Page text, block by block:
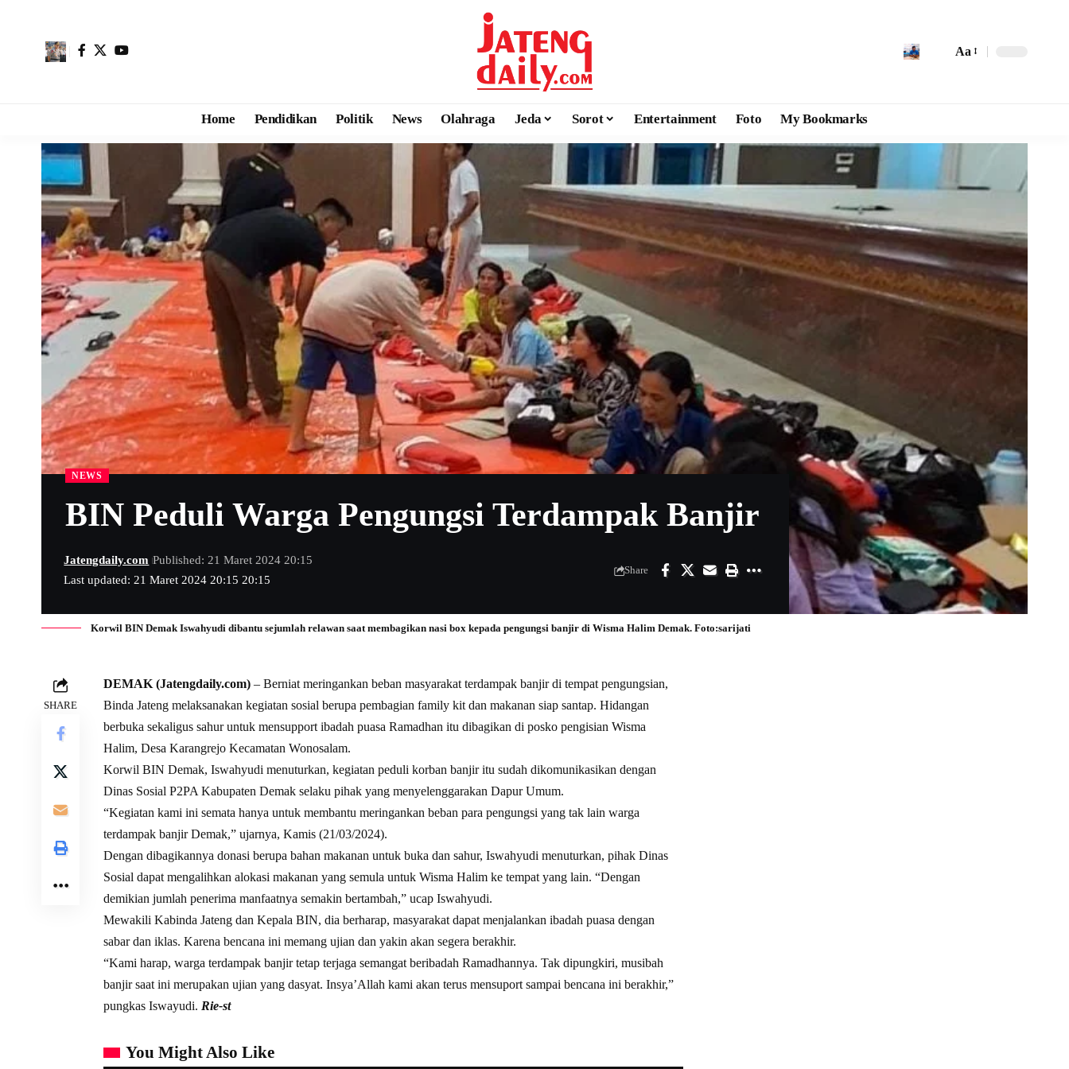
Aa
Home Pendidikan Politik News Olahraga Jeda Sorot Entertainment Foto My Bookmarks
NEWS
BIN Peduli Warga Pengungsi Terdampak Banjir
Last updated: 21 Maret 2024 20:15 20:15
Jatengdaily.com Published: 21 Maret 2024 20:15
Share
Korwil BIN Demak Iswahyudi dibantu sejumlah relawan saat membagikan nasi box kepada pengungsi banjir di Wisma Halim Demak. Foto:sarijati
SHARE
DEMAK (Jatengdaily.com) – Berniat meringankan beban masyarakat terdampak banjir di tempat pengungsian,
Binda Jateng melaksanakan kegiatan sosial berupa pembagian family kit dan makanan siap santap. Hidangan
berbuka sekaligus sahur untuk mensupport ibadah puasa Ramadhan itu dibagikan di posko pengisian Wisma
Halim, Desa Karangrejo Kecamatan Wonosalam.
Korwil BIN Demak, Iswahyudi menuturkan, kegiatan peduli korban banjir itu sudah dikomunikasikan dengan
Dinas Sosial P2PA Kabupaten Demak selaku pihak yang menyelenggarakan Dapur Umum.
“Kegiatan kami ini semata hanya untuk membantu meringankan beban para pengungsi yang tak lain warga
terdampak banjir Demak,” ujarnya, Kamis (21/03/2024).
Dengan dibagikannya donasi berupa bahan makanan untuk buka dan sahur, Iswahyudi menuturkan, pihak Dinas
Sosial dapat mengalihkan alokasi makanan yang semula untuk Wisma Halim ke tempat yang lain. “Dengan
demikian jumlah penerima manfaatnya semakin bertambah,” ucap Iswahyudi.
Mewakili Kabinda Jateng dan Kepala BIN, dia berharap, masyarakat dapat menjalankan ibadah puasa dengan
sabar dan iklas. Karena bencana ini memang ujian dan yakin akan segera berakhir.
“Kami harap, warga terdampak banjir tetap terjaga semangat beribadah Ramadhannya. Tak dipungkiri, musibah
banjir saat ini merupakan ujian yang dasyat. Insya’Allah kami akan terus mensuport sampai bencana ini berakhir,”
pungkas Iswayudi. Rie-st
You Might Also Like